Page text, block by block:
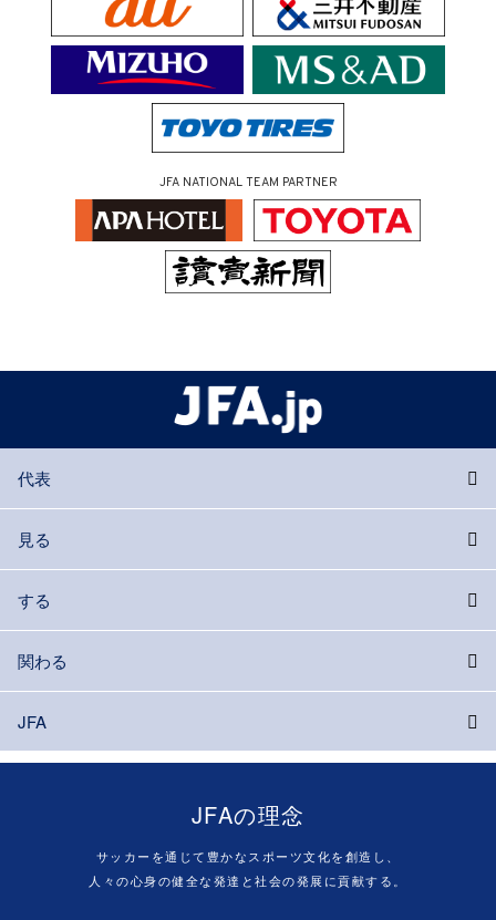
JFA NATIONAL TEAM PARTNER
代表
見る
する
関わる
JFA
JFAの理念
サッカーを通じて豊かなスポーツ文化を創造し、
人々の心身の健全な発達と社会の発展に貢献する。